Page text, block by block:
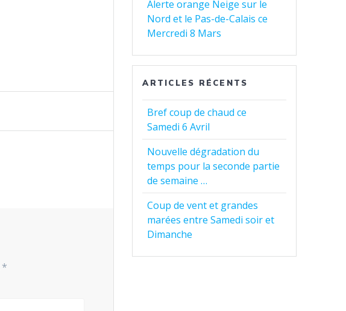
*
Alerte orange Neige sur le
Nord et le Pas-de-Calais ce
Mercredi 8 Mars
ARTICLES RÉCENTS
Bref coup de chaud ce
Samedi 6 Avril
Nouvelle dégradation du
temps pour la seconde partie
de semaine …
Coup de vent et grandes
marées entre Samedi soir et
Dimanche